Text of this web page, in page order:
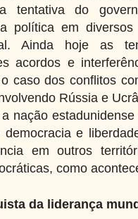
tentativa do
política em
Ainda hoje as
acordos e
caso dos conflitos
Rússia e
nação
democracia e
em outros
como
da liderança